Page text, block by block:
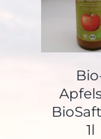
1l